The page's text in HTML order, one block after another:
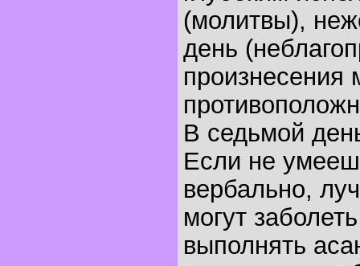
(молитвы),
день
произнесения
В седьмой
Если не
вербально,
могут
выполнять